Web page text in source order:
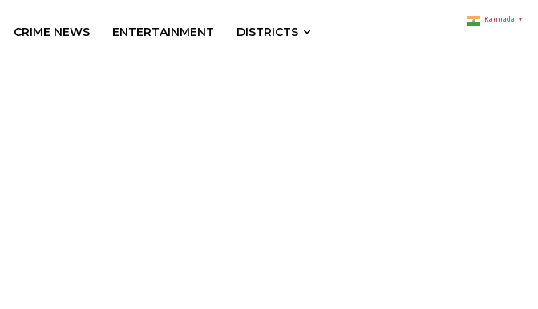
CRIME NEWS ENTERTAINMENT DISTRICTS
Kannada ▼